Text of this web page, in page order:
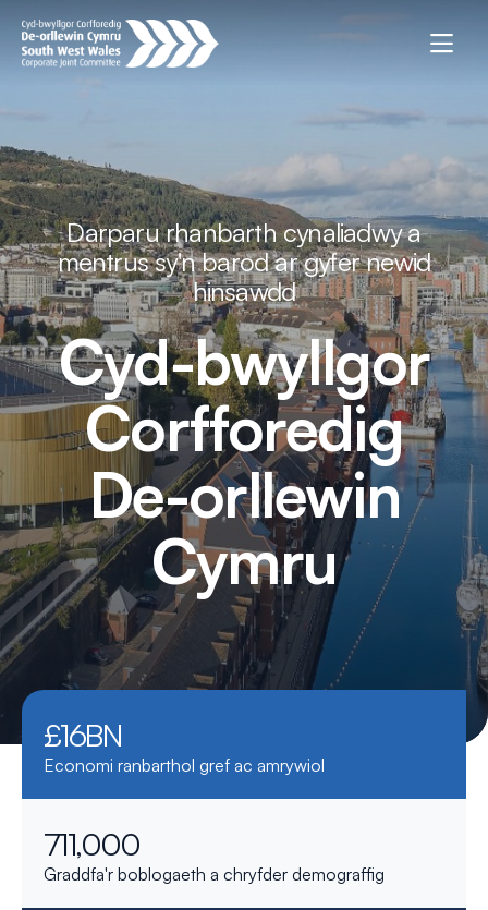
Darparu rhanbarth cynaliadwy a
mentrus sy'n barod ar gyfer newid
hinsawdd
Cyd-bwyllgor
Corfforedig
De-orllewin
Cymru
£16BN
Economi ranbarthol gref ac amrywiol
711,000
Graddfa'r boblogaeth a chryfder demograffig